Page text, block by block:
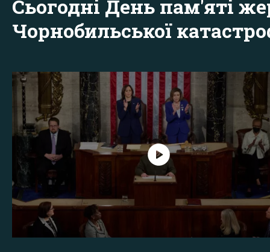
Сьогодні День пам'яті
Чорнобильської